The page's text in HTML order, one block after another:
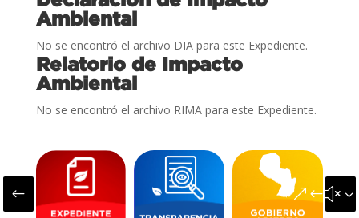
Ambiental
No se encontró el archivo DIA para este Expediente.
Relatorio de Impacto
Ambiental
No se encontró el archivo RIMA para este Expediente.
#